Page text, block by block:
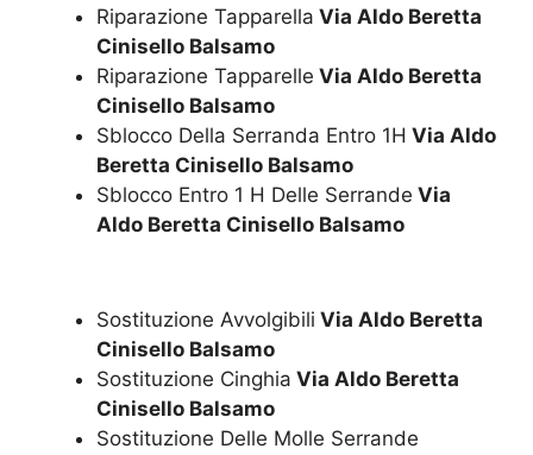
Riparazione Tapparella Via Aldo Beretta
Cinisello Balsamo
Riparazione Tapparelle Via Aldo Beretta
Cinisello Balsamo
Sblocco Della Serranda Entro 1H Via Aldo
Beretta Cinisello Balsamo
Sblocco Entro 1 H Delle Serrande Via
Aldo Beretta Cinisello Balsamo
Sostituzione Avvolgibili Via Aldo Beretta
Cinisello Balsamo
Sostituzione Cinghia Via Aldo Beretta
Cinisello Balsamo
Sostituzione Delle Molle Serrande